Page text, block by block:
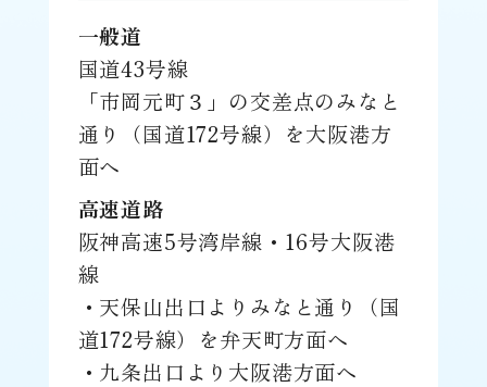
一般道
国道43号線
「市岡元町３」の交差点のみなと
通り（国道172号線）を大阪港方
面へ
高速道路
阪神高速5号湾岸線・16号大阪港
線
・天保山出口よりみなと通り（国
道172号線）を弁天町方面へ
・九条出口より大阪港方面へ